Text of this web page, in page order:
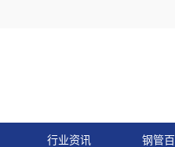
行业资讯 钢管